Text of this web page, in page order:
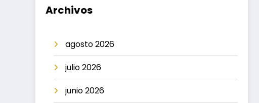
Archivos
agosto 2026
julio 2026
junio 2026